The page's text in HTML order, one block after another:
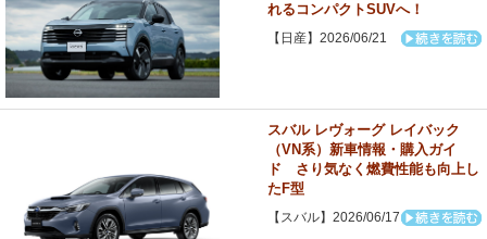
れるコンパクトSUVへ！
【日産】2026/06/21
スバル レヴォーグ レイバック
（VN系）新車情報・購入ガイ
ド さり気なく燃費性能も向上し
たF型
【スバル】2026/06/17